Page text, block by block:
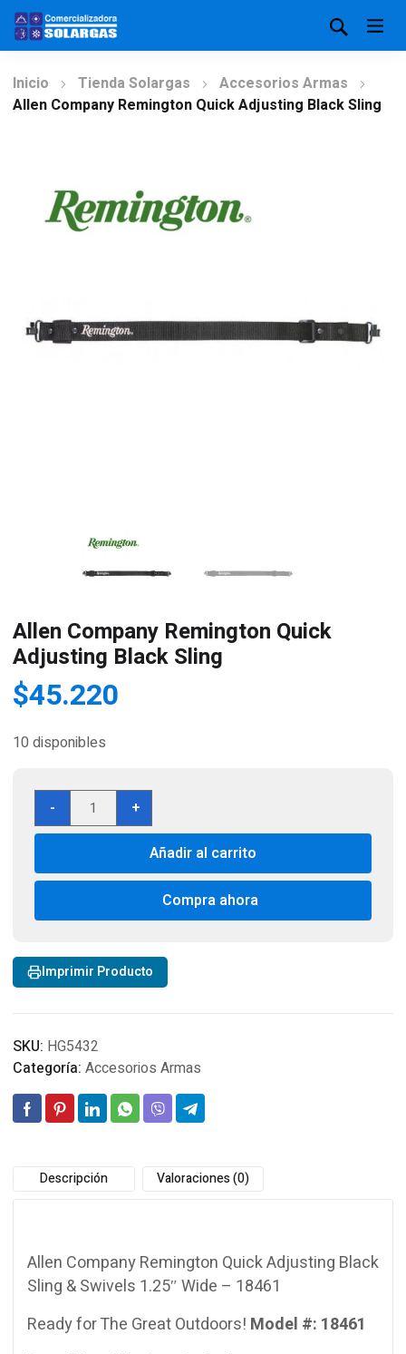
Inicio Tienda Solargas
Accesorios Armas
Allen Company Remington Quick Adjusting Black Sling
Allen Company Remington Quick
Adjusting Black Sling
$45.220
10 disponibles
-
Allen
Company
Remington
Adjusting
Sling
+
Añadir al carrito
Compra ahora
Imprimir Producto
SKU: HG5432
Categoría: Accesorios Armas
Descripción Valoraciones (0)
Allen Company Remington Quick Adjusting Black
Sling & Swivels 1.25″ Wide – 18461
Ready for The Great Outdoors! Model #: 18461